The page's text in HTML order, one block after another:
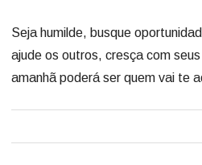
Seja humilde, busque
ajude os outros, cresça com
amanhã poderá ser quem vai te